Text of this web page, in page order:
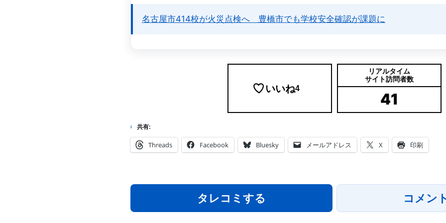
名古屋市414校が火災点検へ 豊橋市でも学校安全確認が課題に
いいね4
リアルタイム
サイト訪問者数
41
共有:
Threads Facebook Bluesky メールアドレス X 印刷
タレコミする コメン